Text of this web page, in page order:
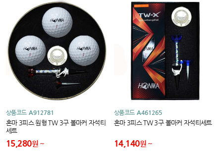
상품코드 A912781
혼마 3피스 원형 TW 3구 볼마커 자석티
세트
15,280원
상품코드 A461265
혼마 3피스 TW 3구 볼마커 자석티세트
14,140원